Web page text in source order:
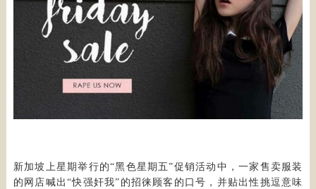
新加坡上星期举行的“黑色星期五”促销活动中，一家售卖服装
的网店喊出“快强奸我”的招徕顾客的口号，并贴出性挑逗意味